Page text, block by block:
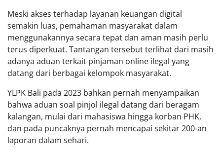
Meski akses terhadap layanan keuangan digital
semakin luas, pemahaman masyarakat dalam
menggunakannya secara tepat dan aman masih perlu
terus diperkuat. Tantangan tersebut terlihat dari masih
adanya aduan terkait pinjaman online ilegal yang
datang dari berbagai kelompok masyarakat.
YLPK Bali pada 2023 bahkan pernah menyampaikan
bahwa aduan soal pinjol ilegal datang dari beragam
kalangan, mulai dari mahasiswa hingga korban PHK,
dan pada puncaknya pernah mencapai sekitar 200-an
laporan dalam sehari.